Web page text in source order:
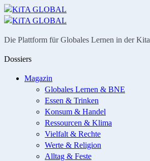
Menü
Suche
Die Plattform für Globales Lernen in der Kita
Dossiers
Magazin
Globales Lernen & BNE
Essen & Trinken
Konsum & Handel
Ressourcen & Klima
Vielfalt & Rechte
Werte & Religion
Alltag & Feste